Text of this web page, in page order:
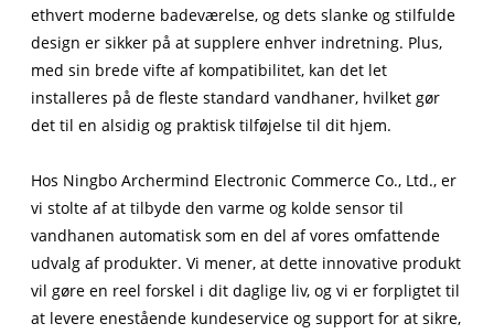
ethvert moderne badeværelse, og dets slanke og stilfulde
design er sikker på at supplere enhver indretning. Plus,
med sin brede vifte af kompatibilitet, kan det let
installeres på de fleste standard vandhaner, hvilket gør
det til en alsidig og praktisk tilføjelse til dit hjem.
Hos Ningbo Archermind Electronic Commerce Co., Ltd., er
vi stolte af at tilbyde den varme og kolde sensor til
vandhanen automatisk som en del af vores omfattende
udvalg af produkter. Vi mener, at dette innovative produkt
vil gøre en reel forskel i dit daglige liv, og vi er forpligtet til
at levere enestående kundeservice og support for at sikre,